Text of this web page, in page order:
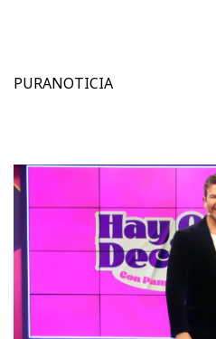
PURANOTICIA